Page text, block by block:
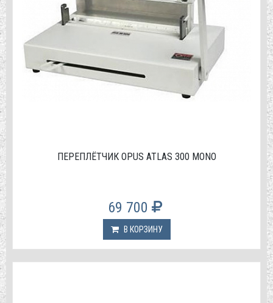
ПЕРЕПЛЁТЧИК OPUS ATLAS 300 MONO
69 700
В КОРЗИНУ